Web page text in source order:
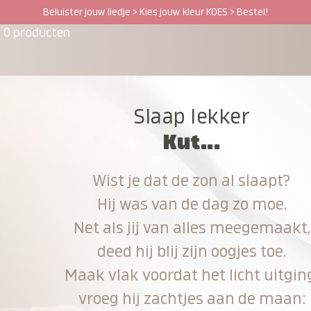
Beluister jouw liedje > Kies jouw kleur KOES > Bestel!
0 producten
Slaap lekker
Kut...
Wist je dat de zon al slaapt?
Hij was van de dag zo moe.
Net als jij van alles meegemaakt,
deed hij blij zijn oogjes toe.
Maak vlak voordat het licht
vroeg hij zachtjes aan de maan: